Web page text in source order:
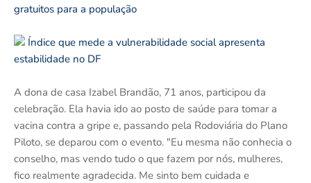
gratuitos para a população
Índice que mede a vulnerabilidade social apresenta
estabilidade no DF
A dona de casa Izabel Brandão, 71 anos, participou da
celebração. Ela havia ido ao posto de saúde para tomar a
vacina contra a gripe e, passando pela Rodoviária do Plano
Piloto, se deparou com o evento. "Eu mesma não conhecia o
conselho, mas vendo tudo o que fazem por nós, mulheres,
fico realmente agradecida. Me sinto bem cuidada e